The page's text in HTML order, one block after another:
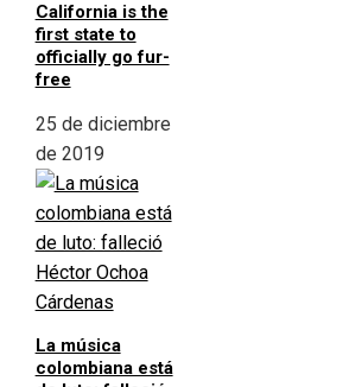
California is the
first state to
officially go fur-
free
25 de diciembre
de 2019
La música
colombiana está